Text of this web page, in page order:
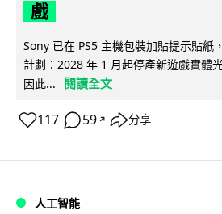
戲
Sony 已在 PS5 主機包裝加貼提示貼紙
計劃：2028 年 1 月起停產新遊戲實體
因此...
閱讀全文
117 59 ↗ 分享
人工智能